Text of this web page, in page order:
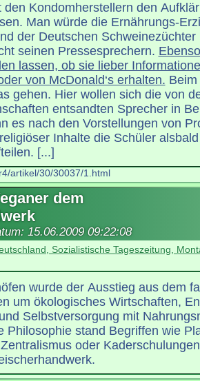
den Kondomherstellern den
Man würde die Ernährungs-
der Deutschen
seinen Pressesprechern.
lassen, ob sie lieber
von McDonald‘s erhalten.
gehen. Hier wollen sich die von
entsandten Sprecher in
es nach den Vorstellungen von
Inhalte die Schüler
[...]
artikel/30/30037/1.html
dem
15.06.2009 09:22:08
Sozialistische Tageszeitung,
wurde der Ausstieg aus dem
um ökologisches Wirtschaften,
Selbstversorgung mit
Philosophie stand Begriffen wie
oder